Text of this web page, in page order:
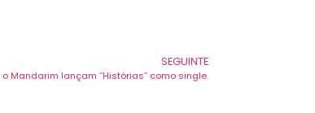
SEGUINTE
Mandarim lançam “Histórias” como single.